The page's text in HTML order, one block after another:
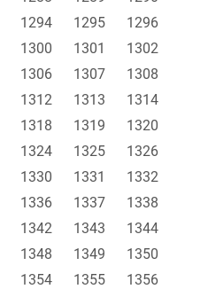
1294 1295
1296
1300 1301
1302
1306 1307
1308
1312 1313
1314
1318 1319
1320
1324 1325
1326
1330 1331
1332
1336 1337
1338
1342 1343
1344
1348 1349
1350
1354 1355
1356